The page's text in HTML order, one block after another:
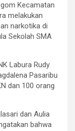
Kecamatan
melakukan
narkotika di
Sekolah SMA
Labura Rudy
Pasaribu
dan 100 orang
dan Aulia
bahwa